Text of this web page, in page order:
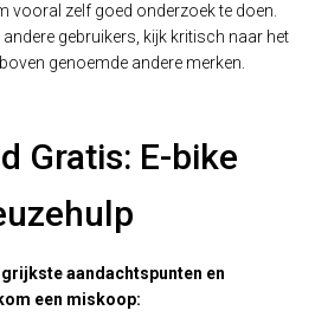
vooral zelf goed onderzoek te doen.
gebruikers, kijk kritisch naar het
genoemde andere merken.
Gratis: E-bike
aandachtspunten en
een miskoop: